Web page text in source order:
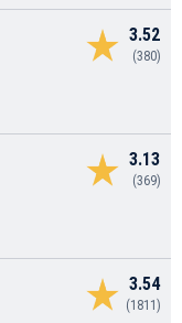
3.52
(380)
3.13
(369)
3.54
(1811)